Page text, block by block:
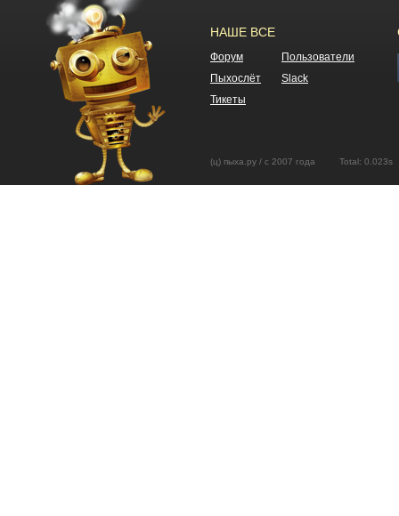
НАШЕ ВСЕ
Форум
Пользователи
Пыхослёт
Slack
Тикеты
(ц) пыха.ру / с 2007 года Total: